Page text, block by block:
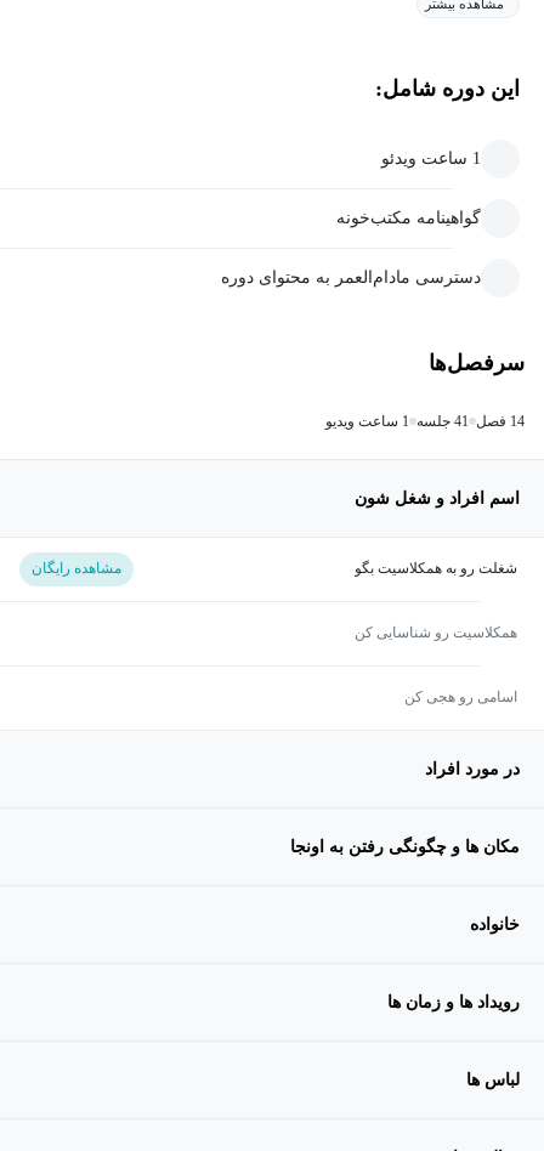
مشاهده بیشتر
این دوره شامل:
1 ساعت ویدئو
گواهینامه مکتب‌خونه
دسترسی مادام‌العمر به محتوای دوره
سرفصل‌ها
14 فصل 41 جلسه 1 ساعت ویدیو
اسم افراد و شغل شون
شغلت رو به همکلاسیت بگو مشاهده رایگان
همکلاسیت رو شناسایی کن
اسامی رو هجی کن
در مورد افراد
مکان ها و چگونگی رفتن به اونجا
خانواده
رویداد ها و زمان ها
لباس ها